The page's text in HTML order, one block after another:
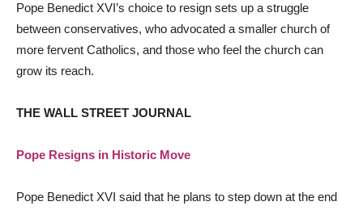
Pope Benedict XVI’s choice to resign sets up a struggle
between conservatives, who advocated a smaller church of
more fervent Catholics, and those who feel the church can
grow its reach.
THE WALL STREET JOURNAL
Pope Resigns in Historic Move
Pope Benedict XVI said that he plans to step down at the end